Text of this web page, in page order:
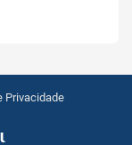
Privacidade